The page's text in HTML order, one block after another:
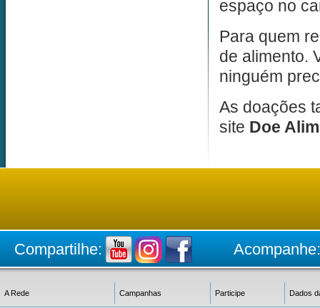
espaço no
Para quem
de alimento.
ninguém
As doações
site Doe
Compartilhe: Acompanhe:
A Rede Campanhas Participe Dados